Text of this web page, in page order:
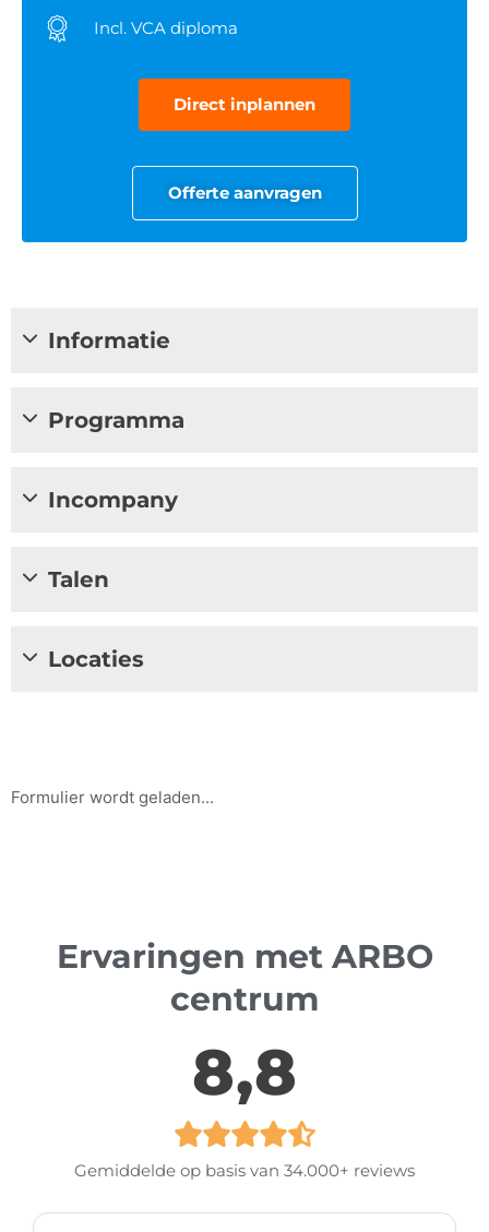
Incl. VCA diploma
Direct inplannen
Offerte aanvragen
Informatie
Programma
Incompany
Talen
Locaties
Formulier wordt geladen...
Ervaringen met ARBO
centrum
8,8
Gemiddelde op basis van 34.000+ reviews